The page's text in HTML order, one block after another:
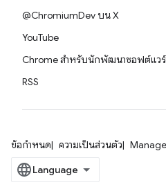
@ChromiumDev บน X
YouTube
Chrome สำหรับนักพัฒนาซอฟต์แว
RSS
ข้อกำหนด ความเป็นส่วนตัว